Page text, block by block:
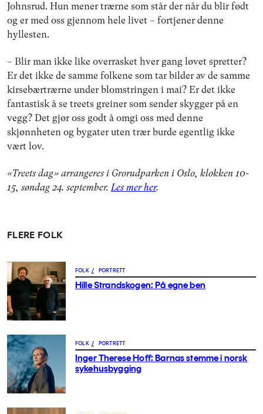
Johnsrud. Hun mener trærne som står der når du blir født
og er med oss gjennom hele livet – fortjener denne
hyllesten.
– Blir man ikke like overrasket hver gang løvet spretter?
Er det ikke de samme folkene som tar bilder av de samme
kirsebærtrærne under blomstringen i mai? Er det ikke
fantastisk å se treets greiner som sender skygger på en
vegg? Det gjør oss godt å omgi oss med denne
skjønnheten og bygater uten trær burde egentlig ikke
vært lov.
«Treets dag» arrangeres i Grorudparken i Oslo, klokken 10-
15, søndag 24. september.Les mer her.
FLERE FOLK
FOLK / PORTRETT
Hille Strandskogen: På egne ben
FOLK / PORTRETT
Inger Therese Hoff: Barnas stemme i norsk
sykehusbygging